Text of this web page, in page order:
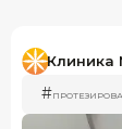
Клиника
#